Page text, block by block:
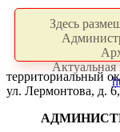
Здесь
Актуальная
территориальный
ул. Лермонтова, д.